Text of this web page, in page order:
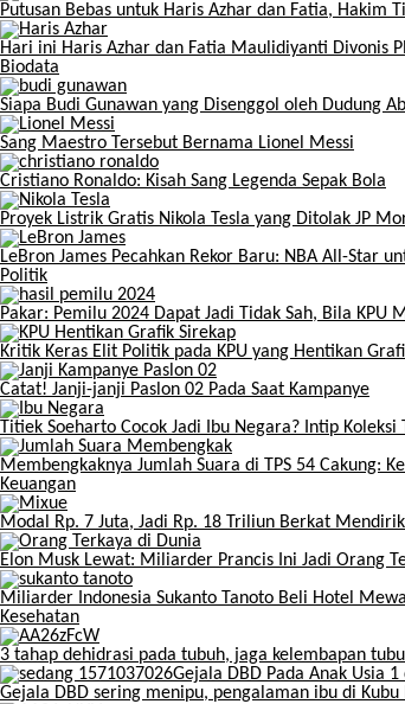
Putusan Bebas untuk Haris Azhar dan Fatia, Hakim
Hari ini Haris Azhar dan Fatia Maulidiyanti Divonis
Biodata
Siapa Budi Gunawan yang Disenggol oleh Dudung
Sang Maestro Tersebut Bernama Lionel Messi
Cristiano Ronaldo: Kisah Sang Legenda Sepak Bola
Proyek Listrik Gratis Nikola Tesla yang Ditolak JP
LeBron James Pecahkan Rekor Baru: NBA All-Star
Politik
Pakar: Pemilu 2024 Dapat Jadi Tidak Sah, Bila KPU
Kritik Keras Elit Politik pada KPU yang Hentikan
Catat! Janji-janji Paslon 02 Pada Saat Kampanye
Titiek Soeharto Cocok Jadi Ibu Negara? Intip Koleksi
Membengkaknya Jumlah Suara di TPS 54 Cakung:
Keuangan
Modal Rp. 7 Juta, Jadi Rp. 18 Triliun Berkat
Elon Musk Lewat: Miliarder Prancis Ini Jadi Orang
Miliarder Indonesia Sukanto Tanoto Beli Hotel
Kesehatan
3 tahap dehidrasi pada tubuh, jaga kelembapan
Gejala DBD sering menipu, pengalaman ibu di